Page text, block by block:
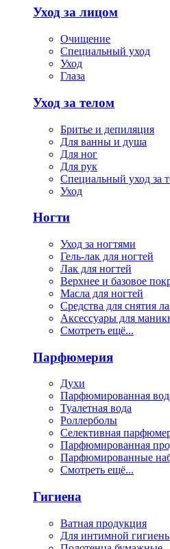
Уход за лицом
Очищение
Специальный уход
Уход
Глаза
Уход за телом
Бритье и депиляция
Для ванны и душа
Для ног
Для рук
Специальный уход за
Уход
Ногти
Уход за ногтями
Гель-лак для ногтей
Лак для ногтей
Верхнее и базовое
Масла для ногтей
Средства для снятия
Аксессуары для
Смотреть ещё...
Парфюмерия
Духи
Парфюмированная
Туалетная вода
Роллерболы
Селективная
Парфюмированная
Парфюмированные
Смотреть ещё...
Гигиена
Ватная продукция
Для интимной